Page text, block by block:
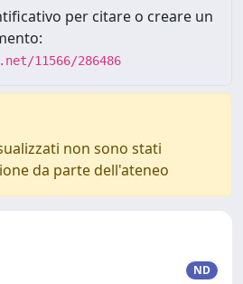
per citare o creare un
11566/286486
non sono stati
da parte dell'ateneo
ND